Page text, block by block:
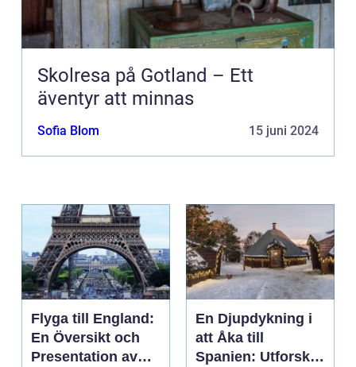
Skolresa på Gotland – Ett
äventyr att minnas
Sofia Blom 15 juni 2024
Flyga till England:
En Översikt och
Presentation av
En Djupdykning i
att Åka till
Spanien: Utforska